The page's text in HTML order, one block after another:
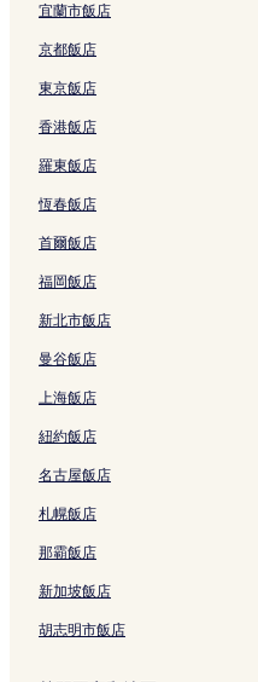
宜蘭市飯店
京都飯店
東京飯店
香港飯店
羅東飯店
恆春飯店
首爾飯店
福岡飯店
新北市飯店
曼谷飯店
上海飯店
紐約飯店
名古屋飯店
札幌飯店
那霸飯店
新加坡飯店
胡志明市飯店